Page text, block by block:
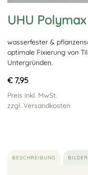
UHU
wasserfester &
optimale Fixierung von
Untergründen.
€ 7,95
Preis inkl. MwSt.
zzgl. Versandkosten
BESCHREIBUNG